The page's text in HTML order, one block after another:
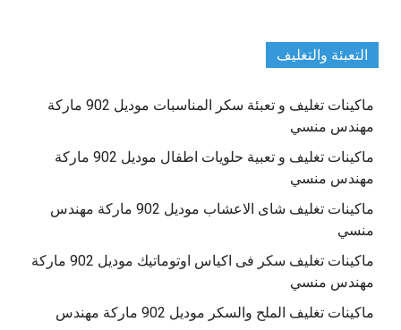
التعبئة والتغليف
ماكينات تغليف و تعبئة سكر المناسبات موديل 902 ماركة
مهندس منسي
ماكينات تغليف و تعبية حلويات اطفال موديل 902 ماركة
مهندس منسي
ماكينات تغليف شاى الاعشاب موديل 902 ماركة مهندس
منسي
ماكينات تغليف سكر فى اكياس اوتوماتيك موديل 902 ماركة
مهندس منسي
ماكينات تغليف الملح والسكر موديل 902 ماركة مهندس